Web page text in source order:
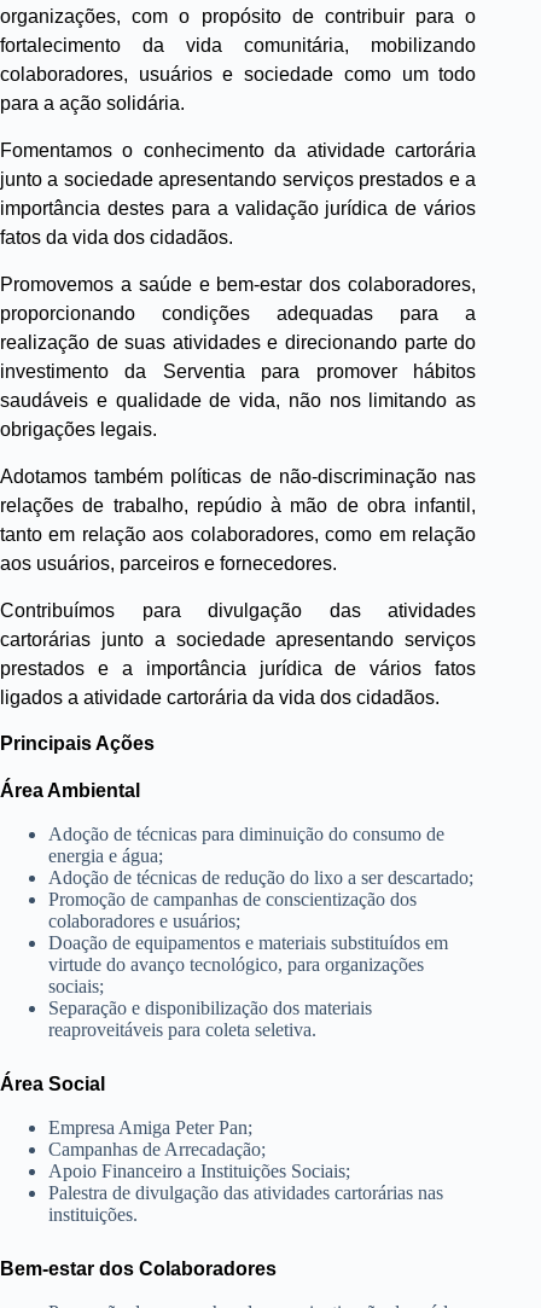
organizações, com o propósito de contribuir para o
fortalecimento da vida comunitária, mobilizando
colaboradores, usuários e sociedade como um todo
para a ação solidária.
Fomentamos o conhecimento da atividade cartorária
junto a sociedade apresentando serviços prestados e a
importância destes para a validação jurídica de vários
fatos da vida dos cidadãos.
Promovemos a saúde e bem-estar dos colaboradores,
proporcionando condições adequadas para a
realização de suas atividades e direcionando parte do
investimento da Serventia para promover hábitos
saudáveis e qualidade de vida, não nos limitando as
obrigações legais.
Adotamos também políticas de não-discriminação nas
relações de trabalho, repúdio à mão de obra infantil,
tanto em relação aos colaboradores, como em relação
aos usuários, parceiros e fornecedores.
Contribuímos para divulgação das atividades
cartorárias junto a sociedade apresentando serviços
prestados e a importância jurídica de vários fatos
ligados a atividade cartorária da vida dos cidadãos.
Principais Ações
Área Ambiental
Adoção de técnicas para diminuição do consumo de
energia e água;
Adoção de técnicas de redução do lixo a ser descartado;
Promoção de campanhas de conscientização dos
colaboradores e usuários;
Doação de equipamentos e materiais substituídos em
virtude do avanço tecnológico, para organizações
sociais;
Separação e disponibilização dos materiais
reaproveitáveis para coleta seletiva.
Área Social
Empresa Amiga Peter Pan;
Campanhas de Arrecadação;
Apoio Financeiro a Instituições Sociais;
Palestra de divulgação das atividades cartorárias nas
instituições.
Bem-estar dos Colaboradores